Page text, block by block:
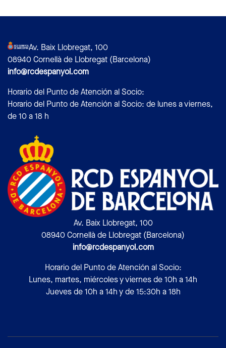
Av. Baix Llobregat, 100
08940 Cornellà de Llobregat (Barcelona)
info@rcdespanyol.com
Horario del Punto de Atención al Socio:
Horario del Punto de Atención al Socio: de lunes a viernes,
de 10 a 18 h
Av. Baix Llobregat, 100
08940 Cornellà de Llobregat (Barcelona)
info@rcdespanyol.com
Horario del Punto de Atención al Socio:
Lunes, martes, miércoles y viernes de 10h a 14h
Jueves de 10h a 14h y de 15:30h a 18h